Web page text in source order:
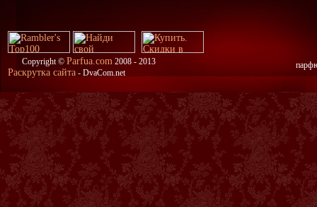
Copyright © Parfua.com 2008 - 2013
Раскрутка сайта - DvaCom.net